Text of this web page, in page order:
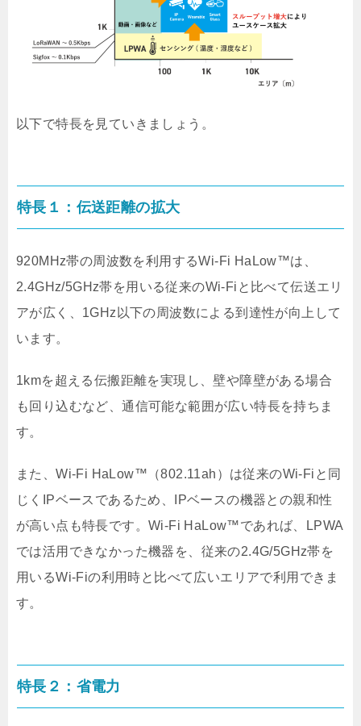
以下で特長を見ていきましょう。
特長１：伝送距離の拡大
920MHz帯の周波数を利用するWi-Fi HaLow™は、
2.4GHz/5GHz帯を用いる従来のWi-Fiと比べて伝送エリ
アが広く、1GHz以下の周波数による到達性が向上して
います。
1kmを超える伝搬距離を実現し、壁や障壁がある場合
も回り込むなど、通信可能な範囲が広い特長を持ちま
す。
また、Wi-Fi HaLow™（802.11ah）は従来のWi-Fiと同
じくIPベースであるため、IPベースの機器との親和性
が高い点も特長です。Wi-Fi HaLow™であれば、LPWA
では活用できなかった機器を、従来の2.4G/5GHz帯を
用いるWi-Fiの利用時と比べて広いエリアで利用できま
す。
特長２：省電力